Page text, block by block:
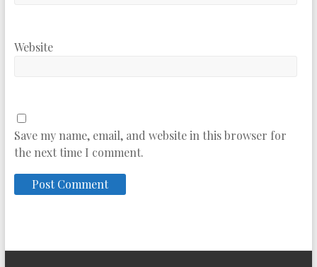
Website
Save my name, email, and website in this browser for
the next time I comment.